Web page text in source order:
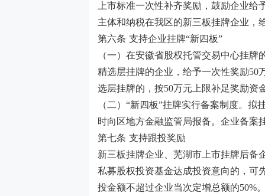
上市标准一次性补齐奖励，鼓励企业给
主体和纳税在我区的新三板挂牌企业，
第六条 支持企业挂牌“新四板”
（一）在安徽省股权托管交易中心挂牌
精选层挂牌的企业，给予一次性奖励50
选层挂牌的，按50万元上限补足奖励资
（二） “新四板”挂牌实行备案制度。拟
时向区地方金融监管局报备。企业备案
第七条 支持跟投奖励
新三板挂牌企业、芜湖市上市挂牌后备
私募股权投资基金达成投资意向的，可
投金额不超过企业当次定增总额的50%